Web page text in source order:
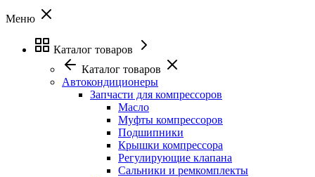
Меню
Каталог товаров
Каталог товаров
Автокондиционеры
Запчасти для компрессоров
Масло
Муфты компрессоров
Подшипники
Крышки компрессора
Регулирующие клапана
Сальники и ремкомплекты